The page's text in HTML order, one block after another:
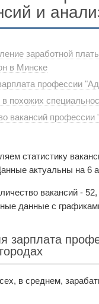
и
заработной
в Минске
профессии
похожих
вакансий
статистику
актуальны на 6
вакансий -
данные с
зарплата
в среднем,